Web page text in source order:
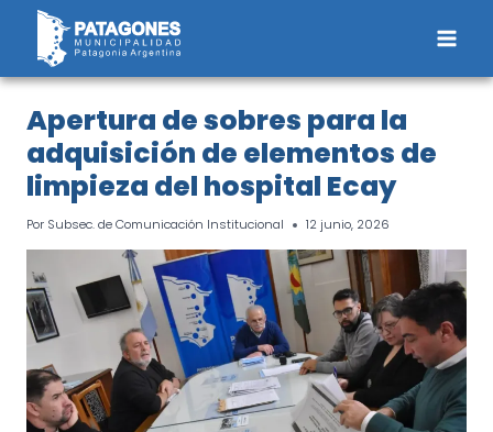
Saltar
contenido
Apertura de sobres para la
adquisición de elementos de
limpieza del hospital Ecay
Por Subsec. de Comunicación Institucional 12 junio, 2026